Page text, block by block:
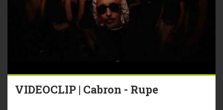
VIDEOCLIP | Cabron - Rupe